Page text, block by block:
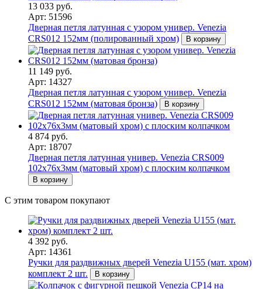
13 033 руб.
Арт: 51596
Дверная петля латунная с узором универ. Venezia
CRS012 152мм (полированный хром)
В корзину
11 149 руб.
Арт: 14327
Дверная петля латунная с узором универ. Venezia
CRS012 152мм (матовая бронза)
В корзину
4 874 руб.
Арт: 18707
Дверная петля латунная универ. Venezia CRS009
102x76x3мм (матовый хром) с плоским колпачком
В корзину
С этим товаром покупают
4 392 руб.
Арт: 14361
Ручки для раздвижных дверей Venezia U155 (мат. хром)
комплект 2 шт.
В корзину